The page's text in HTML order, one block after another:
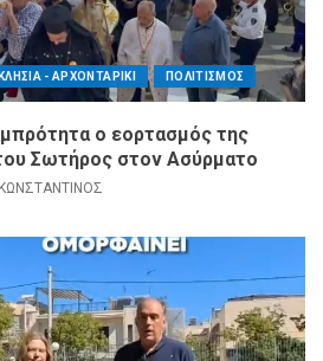
- ΑΡΧΟΝΤΑΡΙΚΙ ΠΟΛΙΤΙΣΜΟΣ
ο εορτασμός της
Σωτήρος στον Ασύρματο
ΚΩΝΣΤΑΝΤΙΝΟΣ